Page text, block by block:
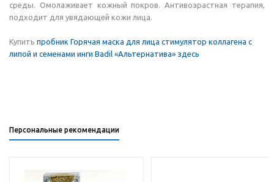
среды. Омолаживает кожный покров. Антивозрастная терапия,
подходит для увядающей кожи лица.
Купить пробник Горячая маска для лица стимулятор коллагена с
липой и семенами инги Badil «Альтернатива» здесь
Персональные рекомендации